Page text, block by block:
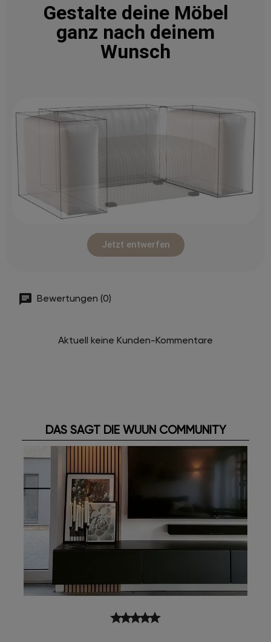
Gestalte deine Möbel
ganz nach deinem
Wunsch
Jetzt entwerfen
Bewertungen (0)
Aktuell keine Kunden-Kommentare
DAS SAGT DIE WUUN COMMUNITY
starstarstarstarstar